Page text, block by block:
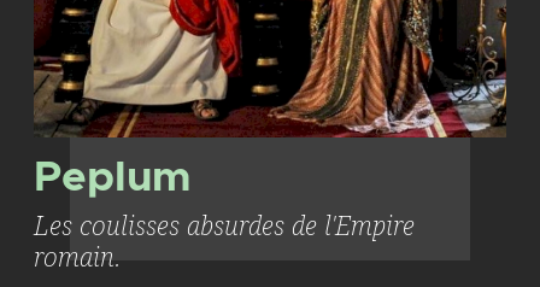
Peplum
Les coulisses absurdes de l'Empire
romain.